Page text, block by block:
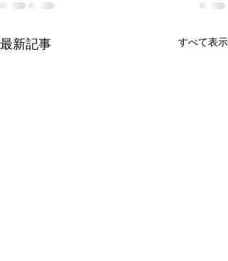
最新記事 すべて表示